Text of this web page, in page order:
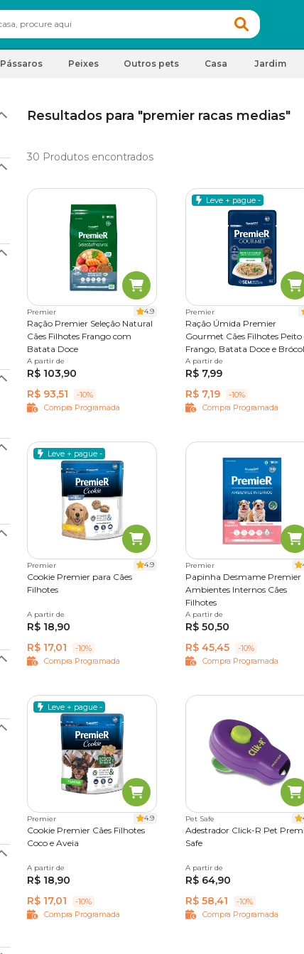
Pássaros Peixes Outros pets Casa Jardim
Resultados para "premier racas medias"
30 Produtos encontrados
Premier 4.9
Ração Premier Seleção Natural
Cães Filhotes Frango com
Batata Doce
2,5 kg
A partir de
R$ 103,90
R$ 93,51
-10%
Compra Programada
Leve + pague -
Premier
Ração Úmida Premier
Gourmet Cães Filhotes Peito
Frango, Batata Doce e
85 g
A partir de
R$ 7,99
R$ 7,19
-10%
Compra Programada
Leve + pague -
Premier 4.9
Cookie Premier para Cães
Filhotes
250 g
A partir de
R$ 18,90
R$ 17,01
-10%
Compra Programada
Premier
Papinha Desmame Premier
Ambientes Internos Cães
Filhotes
1 kg
A partir de
R$ 50,50
R$ 45,45
-10%
Compra Programada
Leve + pague -
Premier 4.9
Cookie Premier Cães Filhotes
Coco e Aveia
250 g
A partir de
R$ 18,90
R$ 17,01
-10%
Compra Programada
Pet Safe
Adestrador Click-R Pet
Safe
Único
A partir de
R$ 64,90
R$ 58,41
-10%
Compra Programada